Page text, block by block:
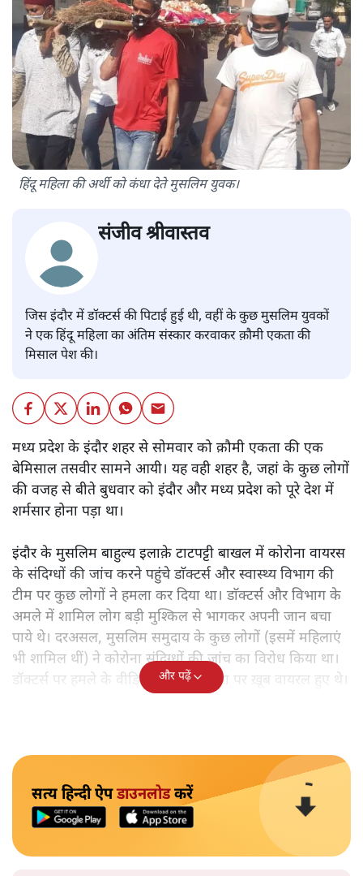
हिंदू महिला की अर्थी को कंधा देते मुसलिम युवक।
संजीव श्रीवास्तव
जिस इंदौर में डॉक्टर्स की पिटाई हुई थी, वहीं के कुछ मुसलिम युवकों
ने एक हिंदू महिला का अंतिम संस्कार करवाकर क़ौमी एकता की
मिसाल पेश की।
मध्य प्रदेश के इंदौर शहर से सोमवार को क़ौमी एकता की एक
बेमिसाल तसवीर सामने आयी। यह वही शहर है, जहां के कुछ लोगों
की वजह से बीते बुधवार को इंदौर और मध्य प्रदेश को पूरे देश में
शर्मसार होना पड़ा था।
इंदौर के मुसलिम बाहुल्य इलाक़े टाटपट्टी बाखल में कोरोना वायरस
के संदिग्धों की जांच करने पहुंचे डाॅक्टर्स और स्वास्थ्य विभाग की
टीम पर कुछ लोगों ने हमला कर दिया था। डाॅक्टर्स और विभाग के
अमले में शामिल लोग बड़ी मुश्किल से भागकर अपनी जान बचा
पाये थे। दरअसल, मुसलिम समुदाय के कुछ लोगों (इसमें महिलाएं
भी शामिल थीं) ने कोरोना संदिग्धों की जांच का विरोध किया था।
डॉक्टर्स पर हमले के वीडियो सोशल मीडिया पर ख़ूब वायरल हुए थे।
और पढ़ें
सत्य हिन्दी ऐपडाउनलोडकरें